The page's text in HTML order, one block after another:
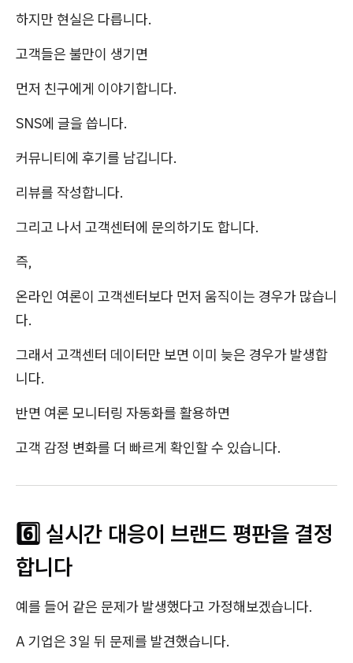
하지만 현실은 다릅니다.
고객들은 불만이 생기면
먼저 친구에게 이야기합니다.
SNS에 글을 씁니다.
커뮤니티에 후기를 남깁니다.
리뷰를 작성합니다.
그리고 나서 고객센터에 문의하기도 합니다.
즉,
온라인 여론이 고객센터보다 먼저 움직이는 경우가 많습니
다.
그래서 고객센터 데이터만 보면 이미 늦은 경우가 발생합
니다.
반면 여론 모니터링 자동화를 활용하면
고객 감정 변화를 더 빠르게 확인할 수 있습니다.
6️⃣ 실시간 대응이 브랜드 평판을 결정
합니다
예를 들어 같은 문제가 발생했다고 가정해보겠습니다.
A 기업은 3일 뒤 문제를 발견했습니다.